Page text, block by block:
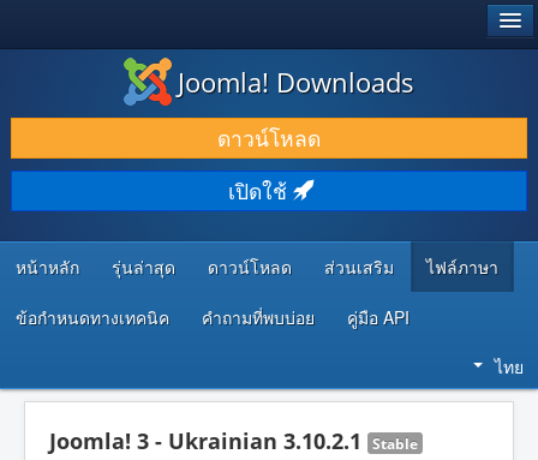
ดาวน์โหลด & ส่วนเสริม
ค้นคว้า & เรียนรู้
ชุมชน & สนับสนุน
ทรัพยากรสำหรับนักพัฒนา
Joomla! Downloads
ดาวน์โหลด
เปิดใช้
หน้าหลัก รุ่นล่าสุด ดาวน์โหลด ส่วนเสริม ไฟล์ภาษา
ข้อกำหนดทางเทคนิค คำถามที่พบบ่อย คู่มือ API
ไทย
Joomla! 3 - Ukrainian 3.10.2.1 Stable